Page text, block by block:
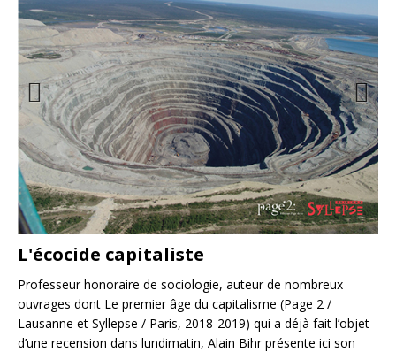
L'écocide capitaliste
Professeur honoraire de sociologie, auteur de nombreux
ouvrages dont Le premier âge du capitalisme (Page 2 /
Lausanne et Syllepse / Paris, 2018-2019) qui a déjà fait l’objet
d’une recension dans lundimatin, Alain Bihr présente ici son
Prev
Nex
t